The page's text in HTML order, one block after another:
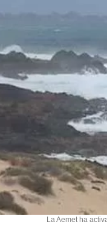
La Aemet ha